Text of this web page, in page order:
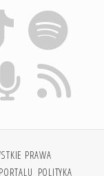
PRAWA
POLITYKA